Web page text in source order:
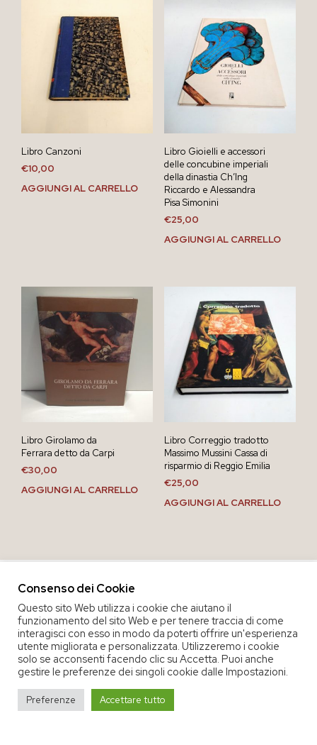
Libro Canzoni
€10,00
AGGIUNGI AL CARRELLO
Libro Gioielli e accessori
delle concubine imperiali
della dinastia Ch’Ing
Riccardo e Alessandra
Pisa Simonini
€25,00
AGGIUNGI AL CARRELLO
Libro Girolamo da
Ferrara detto da Carpi
€30,00
AGGIUNGI AL CARRELLO
Libro Correggio tradotto
Massimo Mussini Cassa di
risparmio di Reggio Emilia
€25,00
AGGIUNGI AL CARRELLO
COPYRIGHT 2020 COOP. SOC. OFFICINA 68 |
TERMINI E CONDIZIONI DEL SERVIZIO|
Consenso dei Cookie
Questo sito Web utilizza i cookie che aiutano il
funzionamento del sito Web e per tenere traccia di come
interagisci con esso in modo da poterti offrire un'esperienza
utente migliorata e personalizzata. Utilizzeremo i cookie
solo se acconsenti facendo clic su Accetta. Puoi anche
gestire le preferenze dei singoli cookie dalle Impostazioni.
Preferenze Accettare tutto